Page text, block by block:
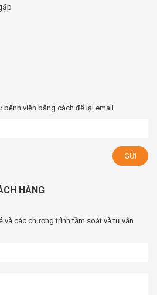
viện bằng cách để lại email
HÀNG
và các chương trình tầm soát và tư vấn